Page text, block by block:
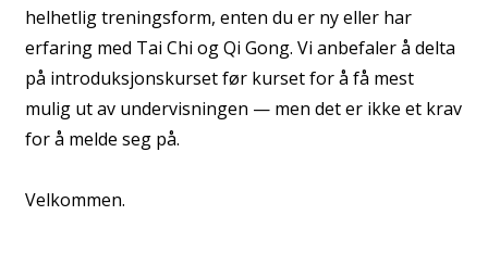
helhetlig treningsform, enten du er ny eller har
erfaring med Tai Chi og Qi Gong. Vi anbefaler å delta
på introduksjonskurset før kurset for å få mest
mulig ut av undervisningen — men det er ikke et krav
for å melde seg på.
Velkommen.